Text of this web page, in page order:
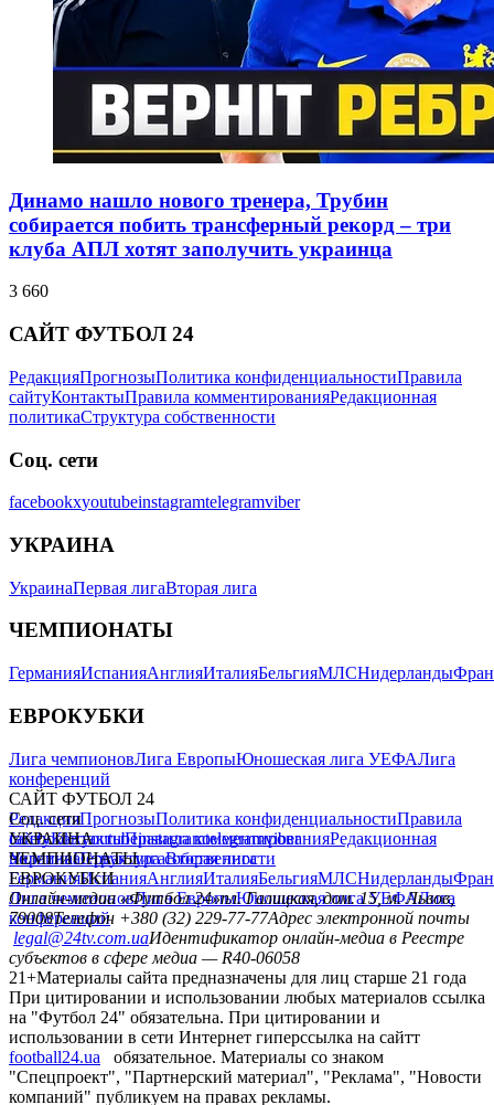
Динамо нашло нового тренера, Трубин
собирается побить трансферный рекорд – три
клуба АПЛ хотят заполучить украинца
3 660
САЙТ ФУТБОЛ 24
РедакцияПрогнозыПолитика конфиденциальностиПравила
сайтуКонтактыПравила комментированияРедакционная
политикаСтруктура собственности
Соц. сети
facebookxyoutubeinstagramtelegramviber
УКРАИНА
УкраинаПервая лигаВторая лига
ЧЕМПИОНАТЫ
ГерманияИспанияАнглияИталияБельгияМЛСНидерланды
ЕВРОКУБКИ
Лига чемпионовЛига ЕвропыЮношеская лига УЕФАЛига
конференций
САЙТ ФУТБОЛ 24
РедакцияПрогнозыПолитика конфиденциальностиПравила
сайтуКонтактыПравила комментированияРедакционная
политикаСтруктура собственности
Соц. сети
facebookxyoutubeinstagramtelegramviber
УКРАИНА
УкраинаПервая лигаВторая лига
ЧЕМПИОНАТЫ
ГерманияИспанияАнглияИталияБельгияМЛСНидерланды
ЕВРОКУБКИ
Лига чемпионовЛига ЕвропыЮношеская лига УЕФАЛига
конференций
Онлайн-медиа «Футбол 24»пл. Галицкая, дом. 15, м. Львов,
79008Телефон +380 (32) 229-77-77Адрес электронной почты
legal@24tv.com.uaИдентификатор онлайн-медиа в Реестре
субъектов в сфере медиа — R40-06058
21+Материалы сайта предназначены для лиц старше 21 года
При цитировании и использовании любых материалов ссылка
на "Футбол 24" обязательна. При цитировании и
использовании в сети Интернет гиперссылка на сайтт
football24.ua
обязательное. Материалы со знаком
"Спецпроект", "Партнерский материал", "Реклама", "Новости
компаний" публикуем на правах рекламы.